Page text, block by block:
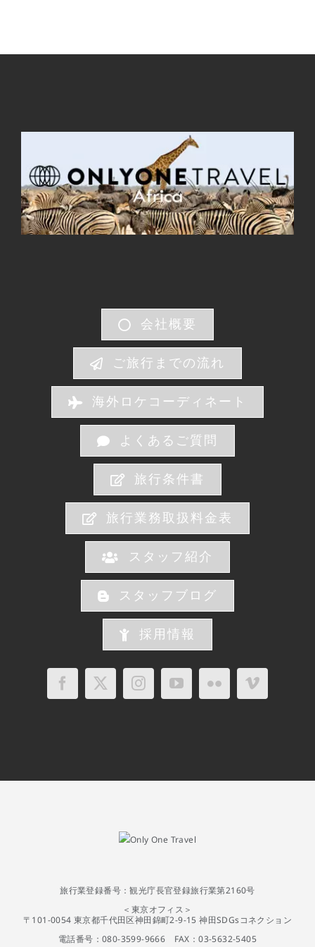
会社概要
ご旅行までの流れ
海外ロケコーディネート
よくあるご質問
旅行条件書
旅行業務取扱料金表
スタッフ紹介
スタッフブログ
採用情報
旅行業登録番号：観光庁長官登録旅行業第2160号
＜東京オフィス＞
〒101-0054 東京都千代田区神田錦町2-9-15 神田SDGsコネクション
電話番号：080-3599-9666 FAX：03-5632-5405